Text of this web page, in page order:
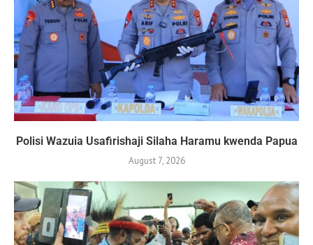
Polisi Wazuia Usafirishaji Silaha Haramu kwenda Papua
August 7, 2026